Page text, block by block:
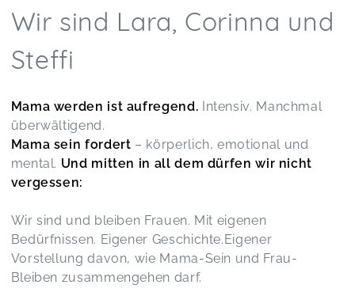
Wir sind Lara, Corinna und
Steffi
Mama werden ist aufregend. Intensiv. Manchmal
überwältigend.
Mama sein fordert – körperlich, emotional und
mental. Und mitten in all dem dürfen wir nicht
vergessen:
Wir sind und bleiben Frauen. Mit eigenen
Bedürfnissen. Eigener Geschichte.Eigener
Vorstellung davon, wie Mama-Sein und Frau-
Bleiben zusammengehen darf.